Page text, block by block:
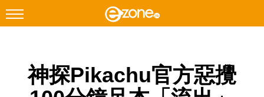
Facebook Instagram
科技焦點
神探Pikachu官方惡攪